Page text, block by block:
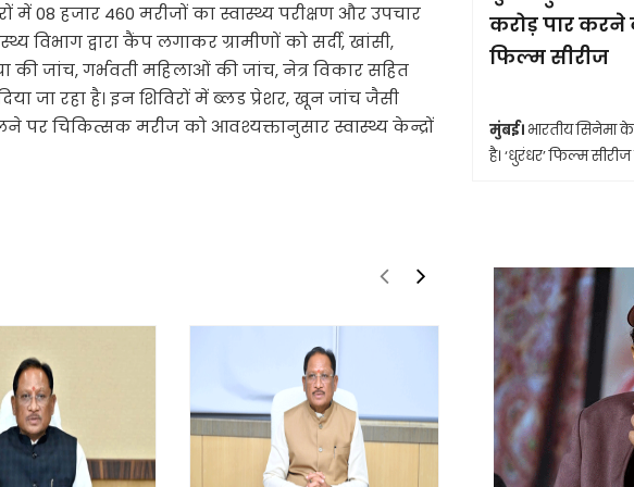
08 हजार 460 मरीजों का स्वास्थ्य परीक्षण और उपचार
विभाग द्वारा कैंप लगाकर ग्रामीणों को सर्दी, खांसी,
की जांच, गर्भवती महिलाओं की जांच, नेत्र विकार सहित
जा रहा है। इन शिविरों में ब्लड प्रेशर, खून जांच जैसी
पर चिकित्सक मरीज को आवश्यक्तानुसार स्वास्थ्य केन्द्रों
करोड़ पार करने
फिल्म सीरीज
मुंबई। भारतीय सिनेमा
है। ‘धुरंधर’ फिल्म